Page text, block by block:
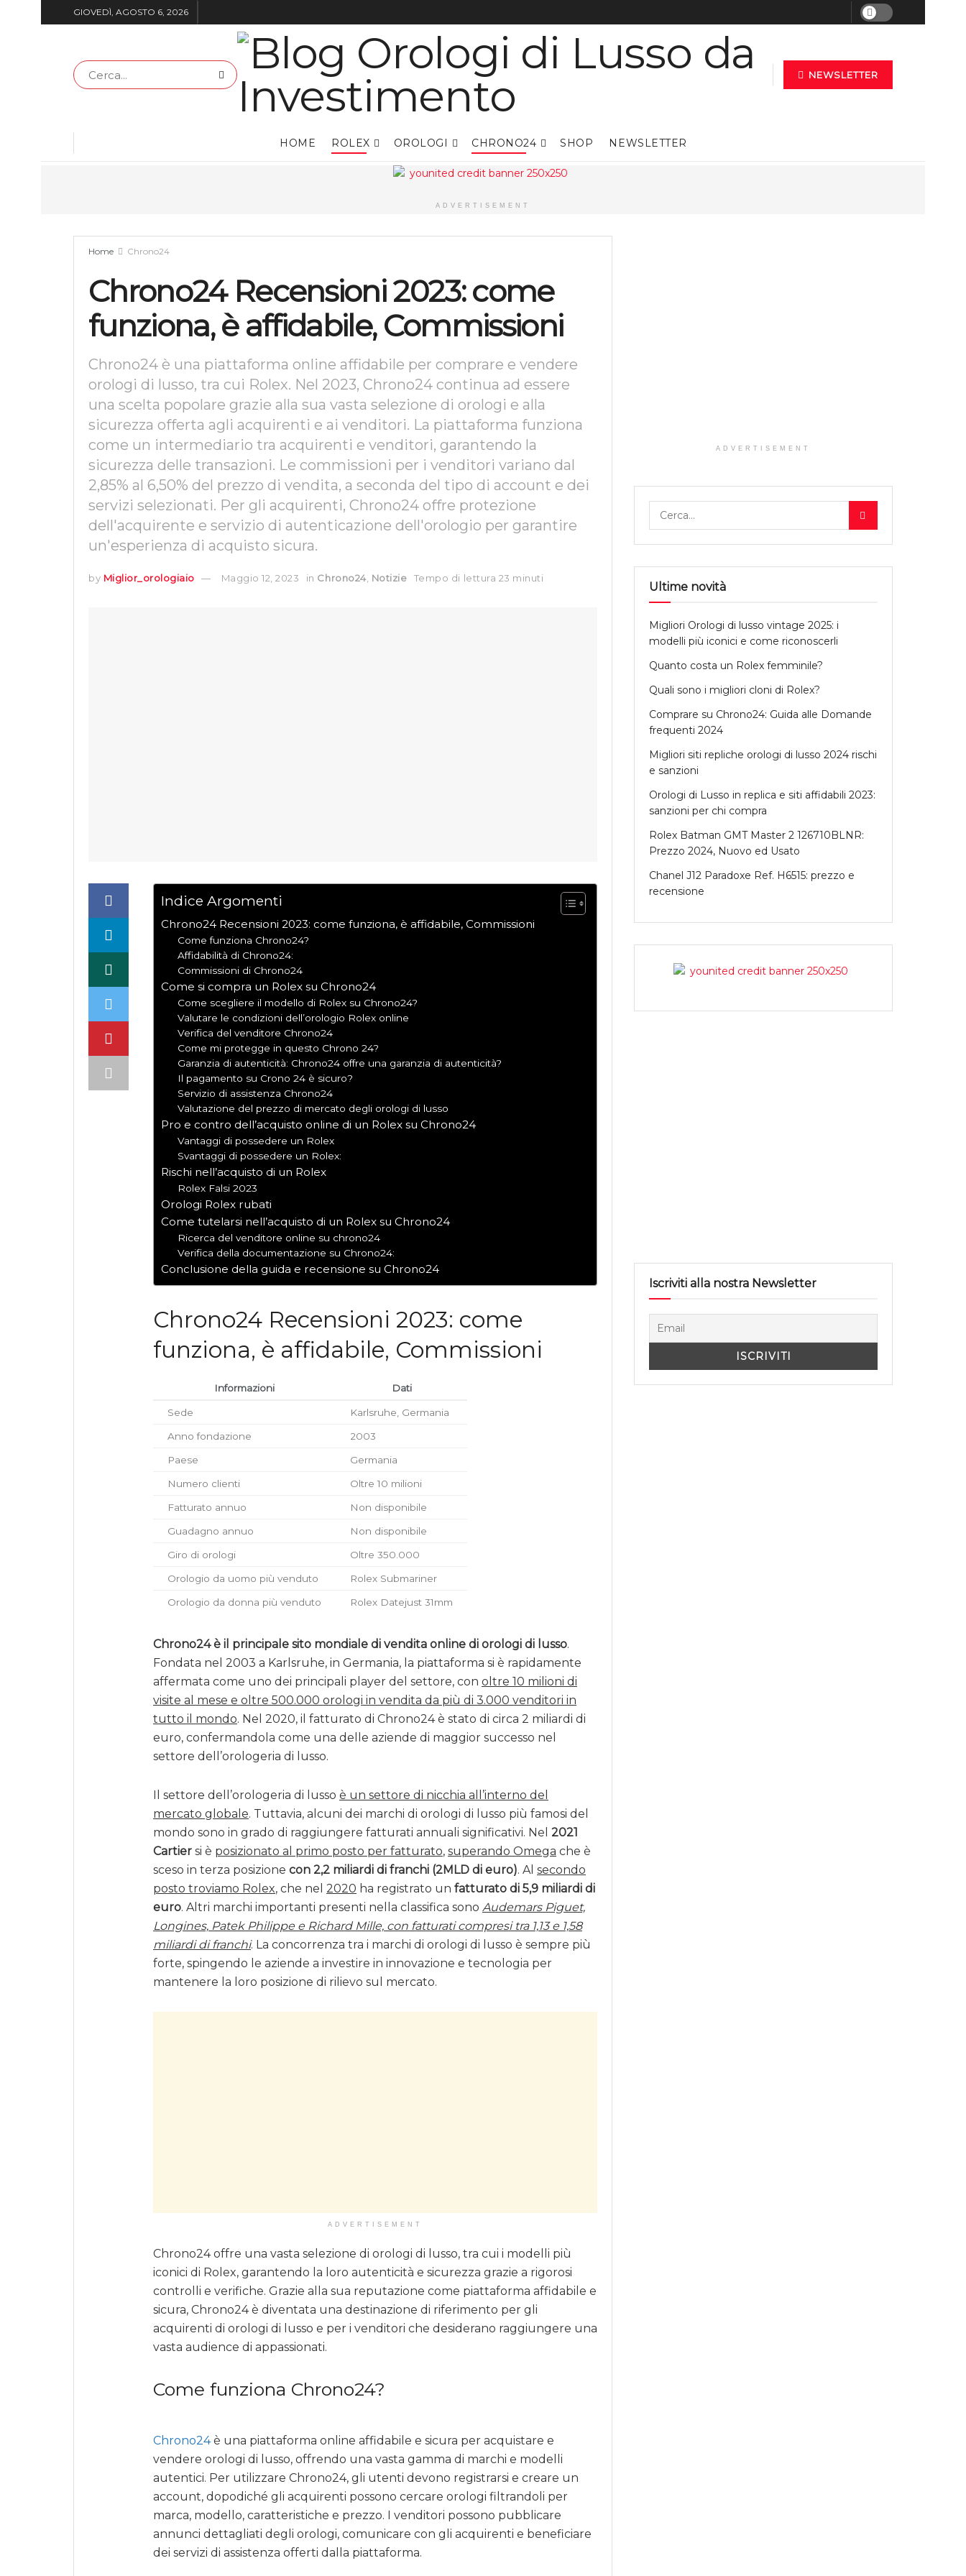
GIOVEDÌ, AGOSTO 6, 2026
NEWSLETTER
HOME ROLEX OROLOGI CHRONO24 SHOP NEWSLETTER
ADVERTISEMENT
Home Chrono24
Chrono24 Recensioni 2023: come
funziona, è affidabile, Commissioni
Chrono24 è una piattaforma online affidabile per comprare e vendere
orologi di lusso, tra cui Rolex. Nel 2023, Chrono24 continua ad essere
una scelta popolare grazie alla sua vasta selezione di orologi e alla
sicurezza offerta agli acquirenti e ai venditori. La piattaforma funziona
come un intermediario tra acquirenti e venditori, garantendo la
sicurezza delle transazioni. Le commissioni per i venditori variano dal
2,85% al 6,50% del prezzo di vendita, a seconda del tipo di account e dei
servizi selezionati. Per gli acquirenti, Chrono24 offre protezione
dell'acquirente e servizio di autenticazione dell'orologio per garantire
un'esperienza di acquisto sicura.
by Miglior_orologiaio Maggio 12, 2023 in Chrono24, Notizie Tempo di lettura 23 minuti
Indice Argomenti
Chrono24 Recensioni 2023: come funziona, è affidabile, Commissioni
Come funziona Chrono24?
Affidabilità di Chrono24:
Commissioni di Chrono24
Come si compra un Rolex su Chrono24
Come scegliere il modello di Rolex su Chrono24?
Valutare le condizioni dell’orologio Rolex online
Verifica del venditore Chrono24
Come mi protegge in questo Chrono 24?
Garanzia di autenticità: Chrono24 offre una garanzia di autenticità?
Il pagamento su Crono 24 è sicuro?
Servizio di assistenza Chrono24
Valutazione del prezzo di mercato degli orologi di lusso
Pro e contro dell’acquisto online di un Rolex su Chrono24
Vantaggi di possedere un Rolex
Svantaggi di possedere un Rolex:
Rischi nell’acquisto di un Rolex
Rolex Falsi 2023
Orologi Rolex rubati
Come tutelarsi nell’acquisto di un Rolex su Chrono24
Ricerca del venditore online su chrono24
Verifica della documentazione su Chrono24:
Conclusione della guida e recensione su Chrono24
Chrono24 Recensioni 2023: come
funziona, è affidabile, Commissioni
Informazioni Dati
Sede Karlsruhe, Germania
Anno fondazione 2003
Paese Germania
Numero clienti Oltre 10 milioni
Fatturato annuo Non disponibile
Guadagno annuo Non disponibile
Giro di orologi Oltre 350.000
Orologio da uomo più venduto Rolex Submariner
Orologio da donna più venduto Rolex Datejust 31mm
Chrono24 è il principale sito mondiale di vendita online di orologi di lusso.
Fondata nel 2003 a Karlsruhe, in Germania, la piattaforma si è rapidamente
affermata come uno dei principali player del settore, con oltre 10 milioni di
visite al mese e oltre 500.000 orologi in vendita da più di 3.000 venditori in
tutto il mondo. Nel 2020, il fatturato di Chrono24 è stato di circa 2 miliardi di
euro, confermandola come una delle aziende di maggior successo nel
settore dell’orologeria di lusso.
Il settore dell’orologeria di lusso è un settore di nicchia all’interno del
mercato globale. Tuttavia, alcuni dei marchi di orologi di lusso più famosi del
mondo sono in grado di raggiungere fatturati annuali significativi. Nel 2021
Cartier si è posizionato al primo posto per fatturato, superando Omega che è
sceso in terza posizione con 2,2 miliardi di franchi (2MLD di euro). Al secondo
posto troviamo Rolex, che nel 2020 ha registrato un fatturato di 5,9 miliardi di
euro. Altri marchi importanti presenti nella classifica sono Audemars Piguet,
Longines, Patek Philippe e Richard Mille, con fatturati compresi tra 1,13 e 1,58
miliardi di franchi. La concorrenza tra i marchi di orologi di lusso è sempre più
forte, spingendo le aziende a investire in innovazione e tecnologia per
mantenere la loro posizione di rilievo sul mercato.
ADVERTISEMENT
Chrono24 offre una vasta selezione di orologi di lusso, tra cui i modelli più
iconici di Rolex, garantendo la loro autenticità e sicurezza grazie a rigorosi
controlli e verifiche. Grazie alla sua reputazione come piattaforma affidabile e
sicura, Chrono24 è diventata una destinazione di riferimento per gli
acquirenti di orologi di lusso e per i venditori che desiderano raggiungere una
vasta audience di appassionati.
Come funziona Chrono24?
Chrono24è una piattaforma online affidabile e sicura per acquistare e
vendere orologi di lusso, offrendo una vasta gamma di marchi e modelli
autentici. Per utilizzare Chrono24, gli utenti devono registrarsi e creare un
account, dopodiché gli acquirenti possono cercare orologi filtrandoli per
marca, modello, caratteristiche e prezzo. I venditori possono pubblicare
annunci dettagliati degli orologi, comunicare con gli acquirenti e beneficiare
dei servizi di assistenza offerti dalla piattaforma.
ADVERTISEMENT
Ultime novità
Migliori Orologi di lusso vintage 2025: i
modelli più iconici e come riconoscerli
Quanto costa un Rolex femminile?
Quali sono i migliori cloni di Rolex?
Comprare su Chrono24: Guida alle Domande
frequenti 2024
Migliori siti repliche orologi di lusso 2024 rischi
e sanzioni
Orologi di Lusso in replica e siti affidabili 2023:
sanzioni per chi compra
Rolex Batman GMT Master 2 126710BLNR:
Prezzo 2024, Nuovo ed Usato
Chanel J12 Paradoxe Ref. H6515: prezzo e
recensione
Iscriviti alla nostra Newsletter